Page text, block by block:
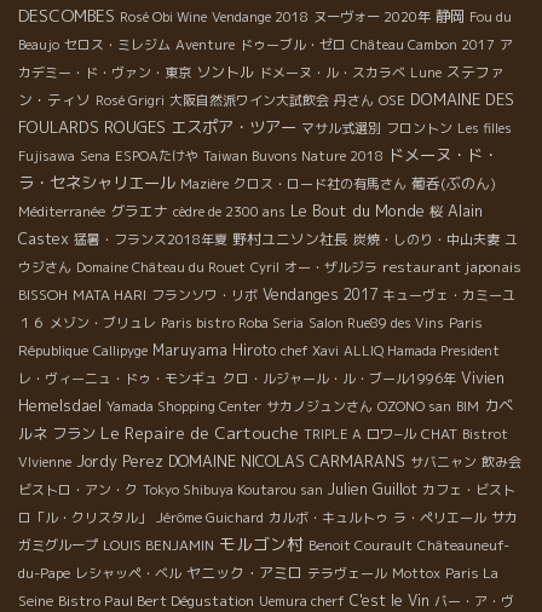
DESCOMBES Rosé Obi Wine Vendange 2018 ヌーヴォー 2020年 静岡 Fou du
Beaujo セロス・ミレジム Aventure ドゥーブル・ゼロ Château Cambon 2017 ア
カデミー・ド・ヴァン・東京 ソントル ドメーヌ・ル・スカラベ Lune ステファ
ン・ティソ Rosé Grigri 大阪自然派ワイン大試飲会 丹さん OSE DOMAINE DES
FOULARDS ROUGES エスポア・ツアー マサル式選別 フロントン Les filles
Fujisawa Sena ESPOAたけや Taiwan Buvons Nature 2018 ドメーヌ・ド・
ラ・セネシャリエール Mazière クロス・ロード社の有馬さん 葡呑(ぶのん)
Méditerranée グラエナ cèdre de 2300 ans Le Bout du Monde 桜 Alain
Castex 猛暑・フランス2018年夏 野村ユニソン社長 炭焼・しのり・中山夫妻 ユ
ウジさん Domaine Château du Rouet Cyril オー・ザルジラ restaurant japonais
BISSOH MATA HARI フランソワ・リボ Vendanges 2017 キューヴェ・カミーユ
１６ メゾン・ブリュレ Paris bistro Roba Seria Salon Rue89 des Vins Paris
République Callipyge Maruyama Hiroto chef Xavi ALLIQ Hamada President
レ・ヴィーニュ・ドゥ・モンギュ クロ・ルジャール・ル・ブール1996年 Vivien
Hemelsdael Yamada Shopping Center サカノジュンさん OZONO san BIM カベ
ルネ フラン Le Repaire de Cartouche TRIPLE A ロワ−ル CHAT Bistrot
VIvienne Jordy Perez DOMAINE NICOLAS CARMARANS サバニャン 飲み会
ビストロ・アン・ク Tokyo Shibuya Koutarou san Julien Guillot カフェ・ビスト
ロ「ル・クリスタル」
Jérôme Guichard カルボ・キュルトゥ ラ・ペリエール サカ
ガミグループ LOUIS BENJAMIN モルゴン村 Benoit Courault Châteauneuf-
du-Pape レシャッペ・ベル ヤニック・アミロ テラヴェール Mottox Paris La
Seine Bistro Paul Bert Dégustation Uemura cherf C'est le Vin バー・ア・ヴ